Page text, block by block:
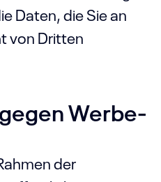
Daten, die Sie an
von Dritten
Werbe-
der